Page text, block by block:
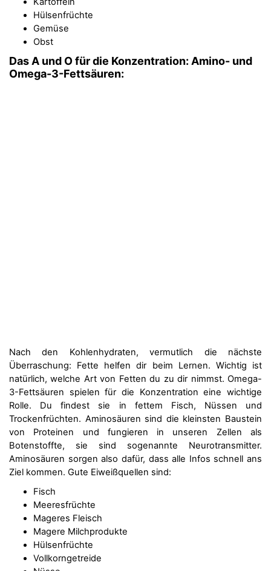
Hülsenfrüchte
Gemüse
Obst
Das A und O für die Konzentration: Amino- und
Omega-3-Fettsäuren:
Nach den Kohlenhydraten, vermutlich die nächste
Überraschung: Fette helfen dir beim Lernen. Wichtig ist
natürlich, welche Art von Fetten du zu dir nimmst. Omega-
3-Fettsäuren spielen für die Konzentration eine wichtige
Rolle. Du findest sie in fettem Fisch, Nüssen und
Trockenfrüchten. Aminosäuren sind die kleinsten Baustein
von Proteinen und fungieren in unseren Zellen als
Botenstoffte, sie sind sogenannte Neurotransmitter.
Aminosäuren sorgen also dafür, dass alle Infos schnell ans
Ziel kommen. Gute Eiweißquellen sind:
Fisch
Meeresfrüchte
Mageres Fleisch
Magere Milchprodukte
Hülsenfrüchte
Vollkorngetreide